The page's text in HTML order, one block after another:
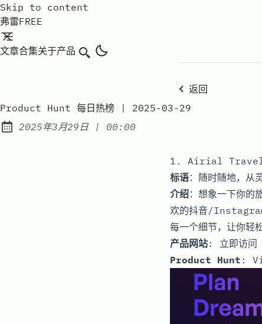
Skip to content
弗雷FREE
文章合集关于产品 搜索
返回
Product Hunt 每日热榜 | 2025-03-29
Published:
2025年3月29日| at
00:00
1. Airial Travel
标语：随时随地，从
介绍：想象一下你的
欢的抖音/Instagram
每一个细节，让你轻
产品网站: 立即访问
Product Hunt :